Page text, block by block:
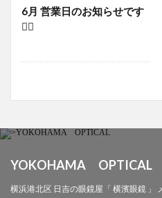
6月 営業日のお知らせです
💁‍♂️
YOKOHAMA OPTICAL
横浜港北区 日吉の眼鏡屋「 横濱眼鏡 」